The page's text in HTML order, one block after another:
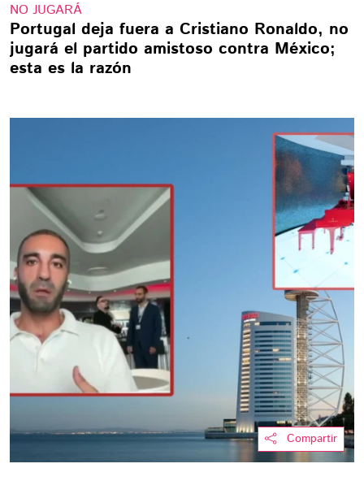
NO JUGARÁ
Portugal deja fuera a Cristiano Ronaldo, no
jugará el partido amistoso contra México;
esta es la razón
Compartir